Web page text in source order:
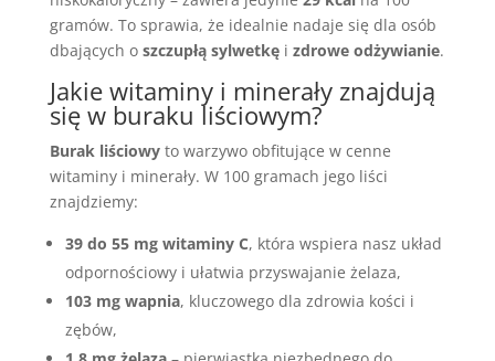
gramów. To sprawia, że idealnie nadaje się dla osób
dbających o szczupłą sylwetkęi zdrowe odżywianie.
Jakie witaminy i minerały znajdują
się w buraku liściowym?
Burak liściowyto warzywo obfitujące w cenne
witaminy i minerały. W 100 gramach jego liści
znajdziemy:
39 do 55 mg witaminy C, która wspiera nasz układ
odpornościowy i ułatwia przyswajanie żelaza,
103 mg wapnia, kluczowego dla zdrowia kości i
zębów,